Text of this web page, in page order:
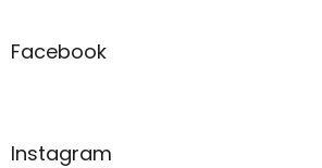
Facebook
Instagram